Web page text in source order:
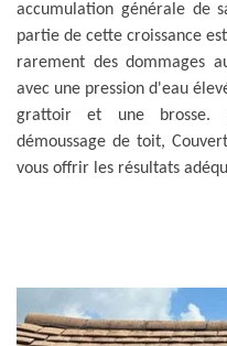
accumulation générale de
partie de cette croissance
rarement des dommages
avec une pression d'eau
grattoir et une brosse.
démoussage de toit,
vous offrir les résultats